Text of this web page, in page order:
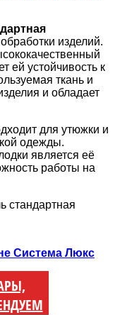
изделий.
ей устойчивость к
ткань и
и обладает
для утюжки и
одежды.
является её
работы на
Система Люкс